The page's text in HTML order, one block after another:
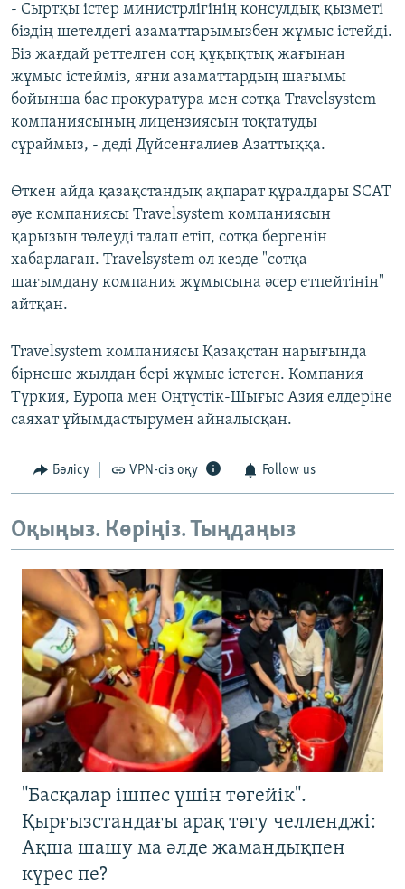
- Сыртқы істер министрлігінің консулдық қызметі
біздің шетелдегі азаматтарымызбен жұмыс істейді.
Біз жағдай реттелген соң құқықтық жағынан
жұмыс істейміз, яғни азаматтардың шағымы
бойынша бас прокуратура мен сотқа Travelsystem
компаниясының лицензиясын тоқтатуды
сұраймыз, - деді Дүйсенғалиев Азаттыққа.
Өткен айда қазақстандық ақпарат құралдары SCAT
әуе компаниясы Travelsystem компаниясын
қарызын төлеуді талап етіп, сотқа бергенін
хабарлаған. Travelsystem ол кезде "сотқа
шағымдану компания жұмысына әсер етпейтінін"
айтқан.
Travelsystem компаниясы Қазақстан нарығында
бірнеше жылдан бері жұмыс істеген. Компания
Түркия, Еуропа мен Оңтүстік-Шығыс Азия елдеріне
саяхат ұйымдастырумен айналысқан.
Бөлісу VPN-сіз оқу Follow us
Оқыңыз. Көріңіз. Тыңдаңыз
"Басқалар ішпес үшін төгейік".
Қырғызстандағы арақ төгу челленджі:
Ақша шашу ма әлде жамандықпен
күрес пе?